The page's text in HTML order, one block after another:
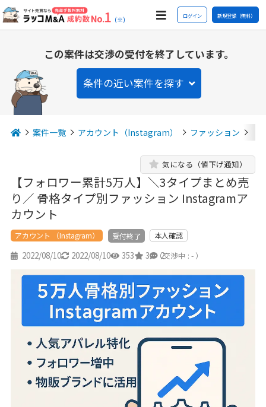
(※) ログイン 新規登録（無料）
この案件は交渉の受付を終了しています。
条件の近い案件を探す
案件一覧 アカウント（Instagram） ファッション
【フォロワー累計5万人】＼3タイプまとめ売
り／ 骨格タイプ別ファッション Instagramア
カウント
気になる（値下げ通知）
アカウント （Instagram） 受付終了 本人確認
2022/08/10 2022/08/10 353 3 2
（交渉中 : - ）